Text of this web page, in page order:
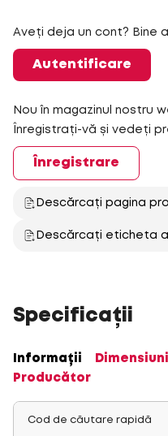
Aveți deja un cont? Bine
Autentificare
Nou în magazinul nostru
Înregistrați-vă și vedeți
Înregistrare
Descărcați pagina
Descărcați eticheta
Specificații
Informații Dimensiuni
Producător
Cod de căutare rapidă